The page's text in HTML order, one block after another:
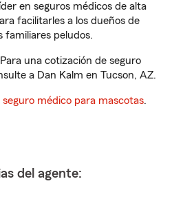
en seguros médicos de alta
facilitarles a los dueños de
familiares peludos.
una cotización de seguro
a Dan Kalm en Tucson, AZ.
médico para mascotas.
del agente: